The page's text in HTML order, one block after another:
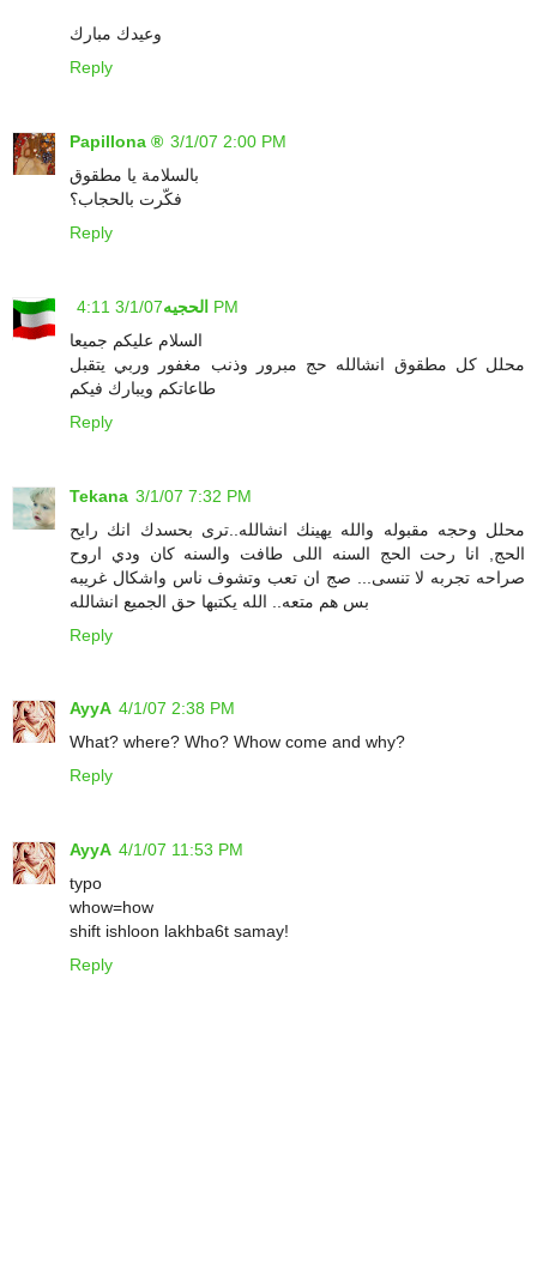
وعيدك مبارك
Reply
Papillona ® 3/1/07 2:00 PM
بالسلامة يا مطقوق
فكّرت بالحجاب؟
Reply
الحجيه 3/1/07 4:11 PM
السلام عليكم جميعا
محلل كل مطقوق انشالله حج مبرور وذنب مغفور وربي يتقبل
طاعاتكم ويبارك فيكم
Reply
Tekana 3/1/07 7:32 PM
محلل وحجه مقبوله والله يهينك انشالله..ترى بحسدك انك رايح
الحج, انا رحت الحج السنه اللى طافت والسنه كان ودي اروح
صراحه تجربه لا تنسى... صج ان تعب وتشوف ناس واشكال غريبه
بس هم متعه.. الله يكتبها حق الجميع انشالله
Reply
AyyA 4/1/07 2:38 PM
What? where? Who? Whow come and why?
Reply
AyyA 4/1/07 11:53 PM
typo
whow=how
shift ishloon lakhba6t samay!
Reply